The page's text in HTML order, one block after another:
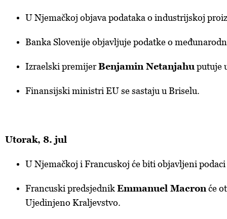
U Njemačkoj objava podataka o industrijskoj
Banka Slovenije objavljuje podatke o
Izraelski premijerBenjamin Netanjahuputuje
Finansijski ministri EU se sastaju u Briselu.
Utorak, 8. jul
U Njemačkoj i Francuskoj će biti objavljeni
Francuski predsjednikEmmanuel Macronće
Ujedinjeno Kraljevstvo.